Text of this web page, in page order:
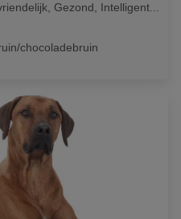
Gezond, Intelligent...
chocoladebruin